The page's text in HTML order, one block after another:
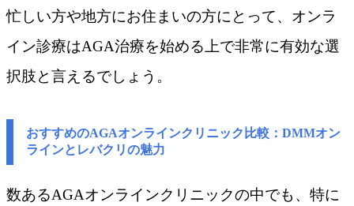
忙しい方や地方にお住まいの方にとって、オンラ
イン診療はAGA治療を始める上で非常に有効な選
択肢と言えるでしょう。
おすすめのAGAオンラインクリニック比較：DMMオン
ラインとレバクリの魅力
数あるAGAオンラインクリニックの中でも、特に